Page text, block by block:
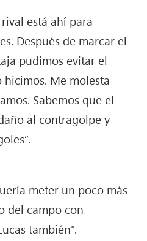
está ahí para
Después de marcar el
pudimos evitar el
Me molesta
Sabemos que el
al contragolpe y
meter un poco más
del campo con
también”.